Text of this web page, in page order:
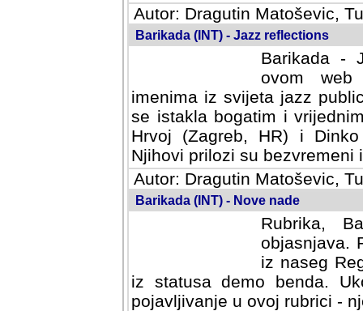
Autor: Dragutin Matoševic,
Barikada (INT) - Jazz reflections
Barikada -
ovom web
imenima iz svijeta jazz
se istakla bogatim i
Hrvoj (Zagreb, HR) i
Njihovi prilozi su bezvremeni
Autor: Dragutin Matoševic,
Barikada (INT) - Nove nade
Rubrika,
objasnjava.
iz naseg
iz statusa demo benda.
pojavljivanje u ovoj rubrici -